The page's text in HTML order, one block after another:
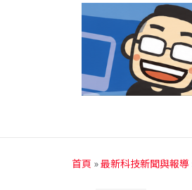
首頁 »最新科技新聞與報導